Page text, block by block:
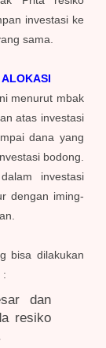
investasi ke
sama.
menurut mbak
atas investasi
dana yang
bodong.
investasi
dengan iming-
bisa dilakukan
:
dan
resiko